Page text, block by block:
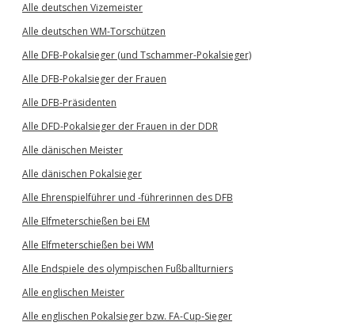
Alle deutschen Vizemeister
Alle deutschen WM-Torschützen
Alle DFB-Pokalsieger (und Tschammer-Pokalsieger)
Alle DFB-Pokalsieger der Frauen
Alle DFB-Präsidenten
Alle DFD-Pokalsieger der Frauen in der DDR
Alle dänischen Meister
Alle dänischen Pokalsieger
Alle Ehrenspielführer und -führerinnen des DFB
Alle Elfmeterschießen bei EM
Alle Elfmeterschießen bei WM
Alle Endspiele des olympischen Fußballturniers
Alle englischen Meister
Alle englischen Pokalsieger bzw. FA-Cup-Sieger